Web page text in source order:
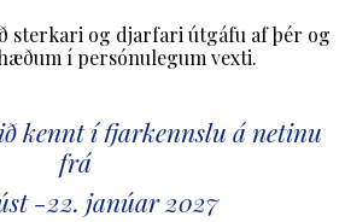
sterkari og djarfari útgáfu af þér og
í persónulegum vexti.
kennt í fjarkennslu á netinu
frá
-22. janúar 2027